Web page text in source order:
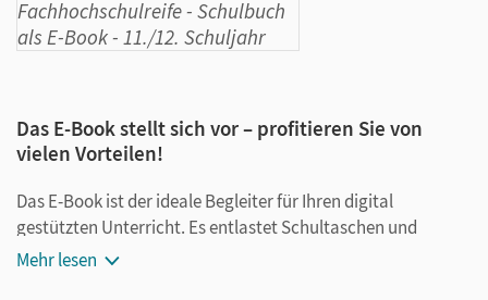
Das E-Book stellt sich vor – profitieren Sie von
vielen Vorteilen!
Das E-Book ist der ideale Begleiter für Ihren digital
gestützten Unterricht. Es entlastet Schultaschen und
Rucksäcke und ist jederzeit unkompliziert verfügbar.
Mehr lesen